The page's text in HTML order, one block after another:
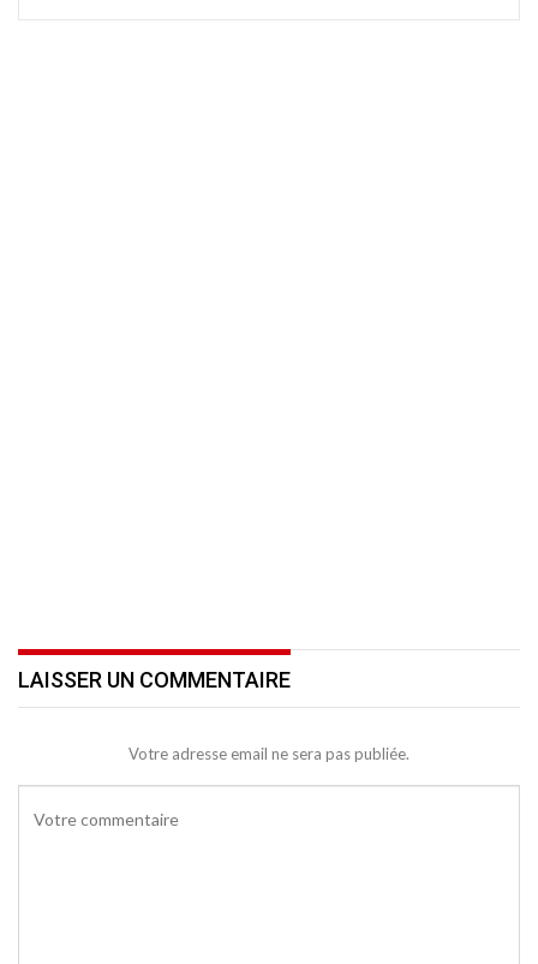
LAISSER UN COMMENTAIRE
Votre adresse email ne sera pas publiée.